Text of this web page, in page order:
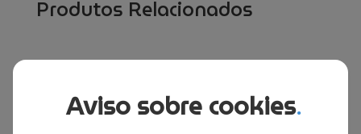
Produtos Relacionados
SUMMER10 SUMMER10
Aviso sobre cookies.